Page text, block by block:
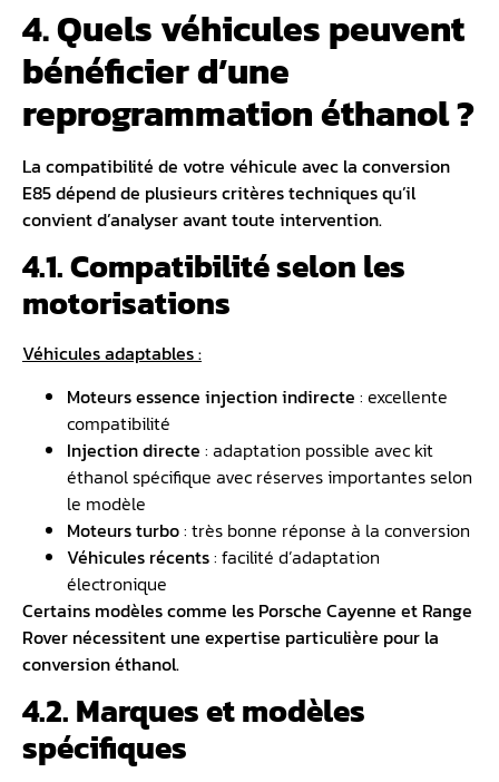
4. Quels véhicules peuvent
bénéficier d’une
reprogrammation éthanol ?
La compatibilité de votre véhicule avec la conversion
E85 dépend de plusieurs critères techniques qu’il
convient d’analyser avant toute intervention.
4.1. Compatibilité selon les
motorisations
Véhicules adaptables :
Moteurs essence injection indirecte : excellente
compatibilité
Injection directe : adaptation possible avec kit
éthanol spécifique avec réserves importantes selon
le modèle
Moteurs turbo: très bonne réponse à la conversion
Véhicules récents: facilité d’adaptation
électronique
Certains modèles comme les Porsche Cayenne et Range
Rover nécessitent une expertise particulière pour la
conversion éthanol.
4.2. Marques et modèles
spécifiques